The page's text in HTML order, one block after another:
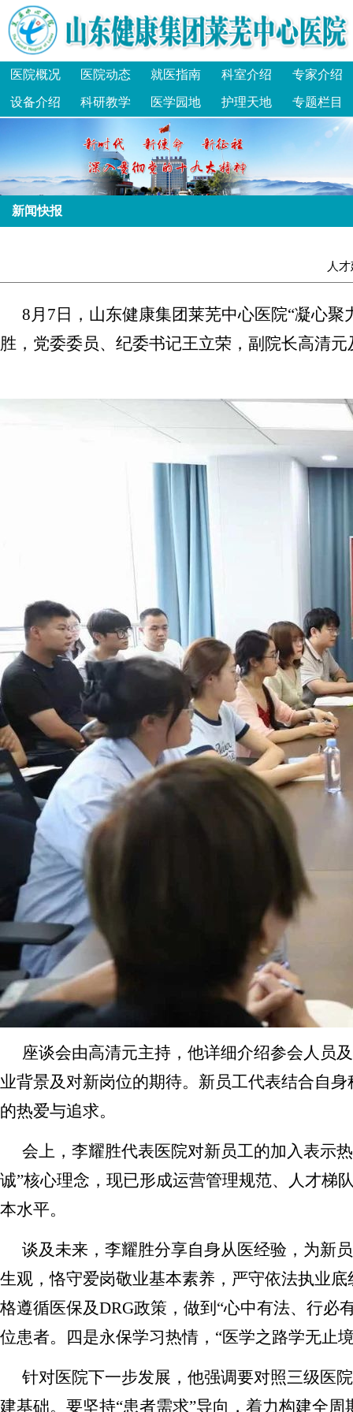
医院概况 医院动态 就医指南 科室介绍 专家介绍
设备介绍 科研教学 医学园地 护理天地 专题栏目
新闻快报
人
8月7日，山东健康集团莱芜中心医院“凝心
胜，党委委员、纪委书记王立荣，副院长高清
座谈会由高清元主持，他详细介绍参会人员
业背景及对新岗位的期待。新员工代表结合自
的热爱与追求。
会上，李耀胜代表医院对新员工的加入表示
诚”核心理念，现已形成运营管理规范、人才梯
本水平。
谈及未来，李耀胜分享自身从医经验，为新
生观，恪守爱岗敬业基本素养，严守依法执业
格遵循医保及DRG政策，做到“心中有法、行必
位患者。四是永保学习热情，“医学之路学无止
针对医院下一步发展，他强调要对照三级医
建基础。要坚持“患者需求”导向，着力构建全